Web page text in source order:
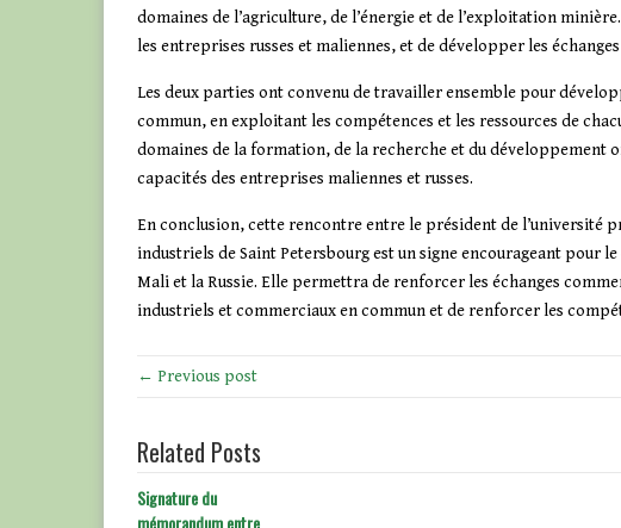
domaines de l’agriculture, de l’énergie et de l’exploitation minière.
les entreprises russes et maliennes, et de développer les
Les deux parties ont convenu de travailler ensemble pour
commun, en exploitant les compétences et les ressources de
domaines de la formation, de la recherche et du développement
capacités des entreprises maliennes et russes.
En conclusion, cette rencontre entre le président de l’université
industriels de Saint Petersbourg est un signe encourageant pour
Mali et la Russie. Elle permettra de renforcer les échanges
industriels et commerciaux en commun et de renforcer les
← Previous post
Related Posts
Signature du
mémorandum entre